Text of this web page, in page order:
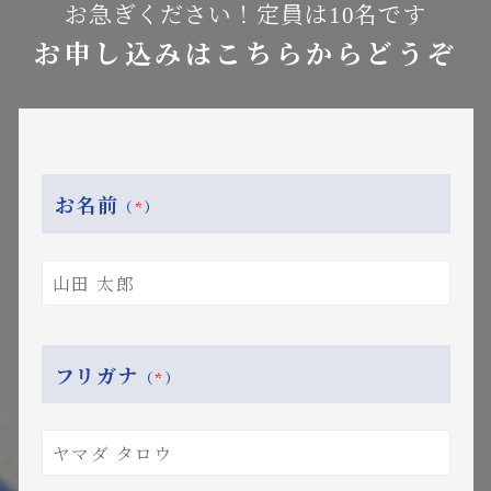
お急ぎください！定員は10名です
お申し込みはこちらからどうぞ
お名前 （*）
フリガナ （*）